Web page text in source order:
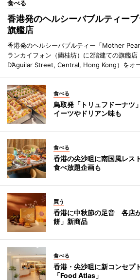
食べる
香港発のヘルシーバブルティー
旗艦店
香港発のヘルシーバブルティー「Mother
ランカイフォン（蘭桂坊）に2階建ての旗艦
D’Aguilar Street, Central, Hong Kong）をオー
食べる
鳥取発「トリュフドーナ
イーツやドリアン味も
食べる
香港の尖沙咀に南国風レ
食べ放題企画も
買う
香港に中秋節の足音 各店
餅」新商品
食べる
香港・尖沙咀に新コンセプ
「Food Atlas」